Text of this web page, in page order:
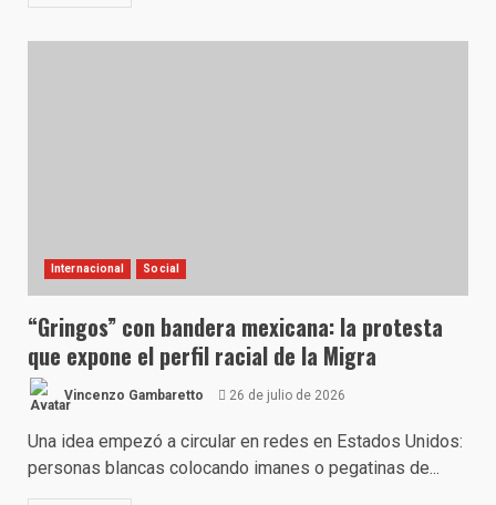
Internacional Social
“Gringos” con bandera mexicana: la protesta
que expone el perfil racial de la Migra
Vincenzo Gambaretto 26 de julio de 2026
Una idea empezó a circular en redes en Estados Unidos:
personas blancas colocando imanes o pegatinas de...